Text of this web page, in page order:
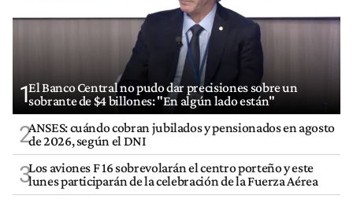
1El Banco Central no pudo dar precisiones sobre un
sobrante de $4 billones: "En algún lado están"
2ANSES: cuándo cobran jubilados y pensionados en agosto
de 2026, según el DNI
3Los aviones F 16 sobrevolarán el centro porteño y este
lunes participarán de la celebración de la Fuerza Aérea